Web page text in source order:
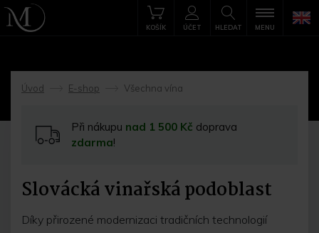
HLEDAT
KOŠÍK ÚČET MENU
Úvod
->
E-shop
->
Všechna vína
Při nákupu nad 1 500 Kč doprava
zdarma!
Slovácká vinařská podoblast
Díky přirozené modernizaci tradičních technologií